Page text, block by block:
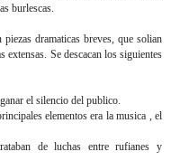
burlescas.
dramaticas breves, que solian
extensas. Se descacan los siguientes
el silencio del publico.
elementos era la musica , el
de luchas entre rufianes y